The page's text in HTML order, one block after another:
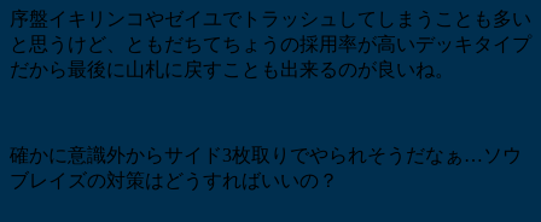
序盤イキリンコやゼイユでトラッシュしてしまうことも多い
と思うけど、ともだちてちょうの採用率が高いデッキタイプ
だから最後に山札に戻すことも出来るのが良いね。
確かに意識外からサイド3枚取りでやられそうだなぁ…ソウ
ブレイズの対策はどうすればいいの？